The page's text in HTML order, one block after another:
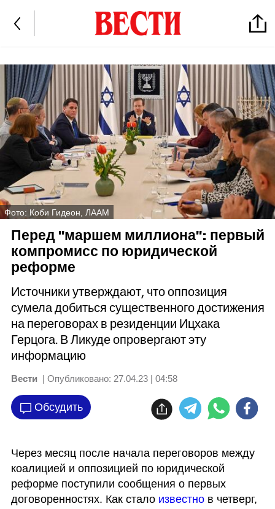
Фото: Коби Гидеон, ЛААМ
Перед "маршем миллиона": первый
компромисс по юридической
реформе
Источники утверждают, что оппозиция
сумела добиться существенного достижения
на переговорах в резиденции Ицхака
Герцога. В Ликуде опровергают эту
информацию
Вести | Опубликовано: 27.04.23 | 04:58
Обсудить
Через месяц после начала переговоров между
коалицией и оппозицией по юридической
реформе поступили сообщения о первых
договоренностях. Как стало известно в четверг,